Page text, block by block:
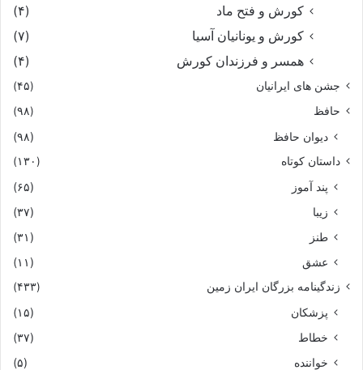
کورش و فتح ماد
(۴)
کورش و یونانیان آسیا
(۷)
همسر و فرزندان کورش
(۴)
جشن های ایرانیان
(۴۵)
حافظ
(۹۸)
دیوان حافظ (۹۸)
داستان کوتاه (۱۳۰)
پند آموز
(۶۵)
زیبا
(۳۷)
طنز
(۳۱)
عشق
(۱۱)
زندگینامه بزرگان ایران زمین (۴۳۳)
پزشکان
(۱۵)
خطاط
(۳۷)
خواننده
(۵)